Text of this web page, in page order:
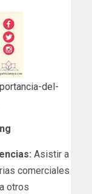
del-
Asistir a
comerciales
otros